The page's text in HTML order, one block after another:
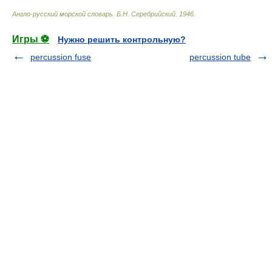
Англо-русский морской словарь Б.Н. Серебрийский 1946
Игры ⚽
Нужно решить контрольную?
percussion fuse
percussion tube